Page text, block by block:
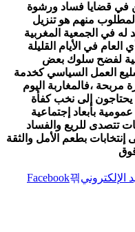
في قضايا فساد ورشوة
منهم هو تنزيل
له في الجمعية المغربية
في الأيام القليلة
لفضح سلوك بعض
العمل السياسي كخدمة
مربحة ،فالمغاربة اليوم
إلى نخب كفأة
بأبعاد إجتماعية
تتصدى للريع والفساد
بطعم الأمل والثقة
الإلكتروني
Facebook